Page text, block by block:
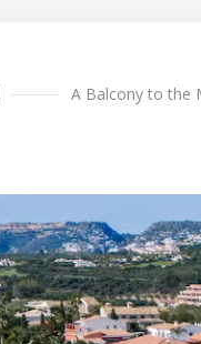
A Balcony to the